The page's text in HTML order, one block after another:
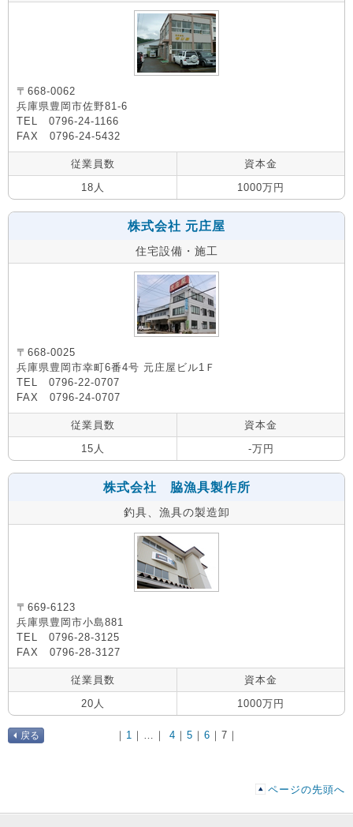
〒668-0062
兵庫県豊岡市佐野81-6
TEL 0796-24-1166
FAX 0796-24-5432
従業員数
資本金
18人
1000万円
株式会社 元庄屋
住宅設備・施工
〒668-0025
兵庫県豊岡市幸町6番4号 元庄屋ビル1Ｆ
TEL 0796-22-0707
FAX 0796-24-0707
従業員数
資本金
15人
-万円
株式会社 脇漁具製作所
釣具、漁具の製造卸
〒669-6123
兵庫県豊岡市小島881
TEL 0796-28-3125
FAX 0796-28-3127
従業員数
資本金
20人
1000万円
戻る ｜ 1 ｜…｜ 4 ｜ 5 ｜ 6 ｜ 7 ｜
ページの先頭へ